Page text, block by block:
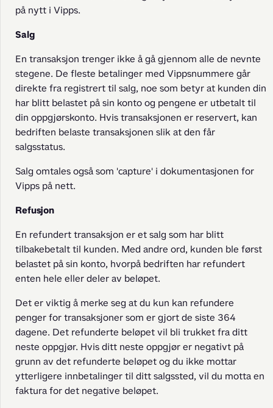
på nytt i Vipps.
Salg
En transaksjon trenger ikke å gå gjennom alle de nevnte
stegene. De fleste betalinger med Vippsnummere går
direkte fra registrert til salg, noe som betyr at kunden din
har blitt belastet på sin konto og pengene er utbetalt til
din oppgjørskonto. Hvis transaksjonen er reservert, kan
bedriften belaste transaksjonen slik at den får
salgsstatus.
Salg omtales også som 'capture' i dokumentasjonen for
Vipps på nett.
Refusjon
En refundert transaksjon er et salg som har blitt
tilbakebetalt til kunden. Med andre ord, kunden ble først
belastet på sin konto, hvorpå bedriften har refundert
enten hele eller deler av beløpet.
Det er viktig å merke seg at du kun kan refundere
penger for transaksjoner som er gjort de siste 364
dagene. Det refunderte beløpet vil bli trukket fra ditt
neste oppgjør. Hvis ditt neste oppgjør er negativt på
grunn av det refunderte beløpet og du ikke mottar
ytterligere innbetalinger til ditt salgssted, vil du motta en
faktura for det negative beløpet.